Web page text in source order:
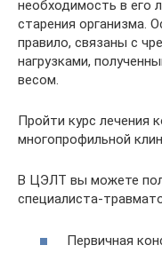
необходимость в его
старения организма.
правило, связаны с
нагрузками,
весом.
Пройти курс лечения
многопрофильной
В ЦЭЛТ вы можете
специалиста-
Первичная